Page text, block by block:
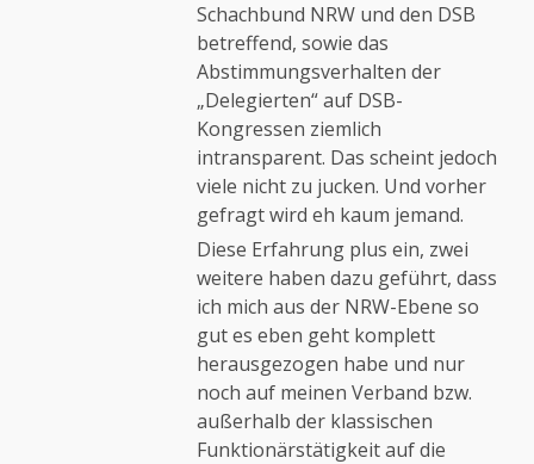
Schachbund NRW und den DSB
betreffend, sowie das
Abstimmungsverhalten der
„Delegierten“ auf DSB-
Kongressen ziemlich
intransparent. Das scheint jedoch
viele nicht zu jucken. Und vorher
gefragt wird eh kaum jemand.
Diese Erfahrung plus ein, zwei
weitere haben dazu geführt, dass
ich mich aus der NRW-Ebene so
gut es eben geht komplett
herausgezogen habe und nur
noch auf meinen Verband bzw.
außerhalb der klassischen
Funktionärstätigkeit auf die